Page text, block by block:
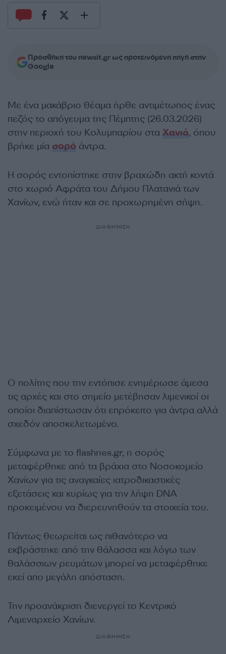
Προσθήκη του newsit.gr ως προτεινόμενη πηγή στην
Google
Με ένα μακάβριο θέαμα ήρθε αντιμέτωπος ένας
πεζός το απόγευμα της Πέμπτης (26.03.2026)
στην περιοχή του Κολυμπαρίου στα Χανιά, όπου
βρήκε μία σορό άντρα.
Η σορός εντοπίστηκε στην βραχώδη ακτή κοντά
στο χωριό Αφράτα του Δήμου Πλατανιά των
Χανίων, ενώ ήταν και σε προχωρημένη σήψη.
ΔΙΑΦΗΜΙΣΗ
Ο πολίτης που την εντόπισε ενημέρωσε άμεσα
τις αρχές και στο σημείο μετέβησαν λιμενικοί οι
οποίοι διαπίστωσαν ότι επρόκειτο για άντρα αλλά
σχεδόν αποσκελετωμένο.
Σύμφωνα με το flashnes.gr, η σορός
μεταφέρθηκε από τα βράχια στο Νοσοκομείο
Χανίων για τις αναγκαίες ιατροδικαστικές
εξετάσεις και κυρίως για την λήψη DNA
προκειμένου να διερευνηθούν τα στοιχεία του.
Πάντως θεωρείται ως πιθανότερο να
εκβράστηκε από την θάλασσα και λόγω των
θαλάσσιων ρευμάτων μπορεί να μεταφέρθηκε
εκεί απο μεγάλη απόσταση.
Την προανάκριση διενεργεί το Κεντρικό
Λιμεναρχείο Χανίων.
ΔΙΑΦΗΜΙΣΗ